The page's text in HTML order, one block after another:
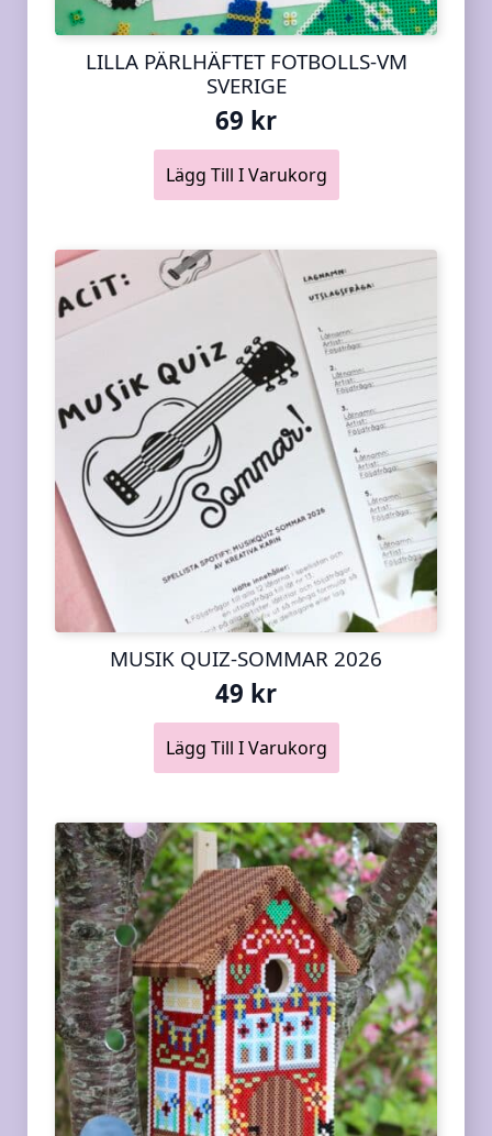
LILLA PÄRLHÄFTET FOTBOLLS-VM
SVERIGE
69 kr
Lägg Till I Varukorg
MUSIK QUIZ-SOMMAR 2026
49 kr
Lägg Till I Varukorg